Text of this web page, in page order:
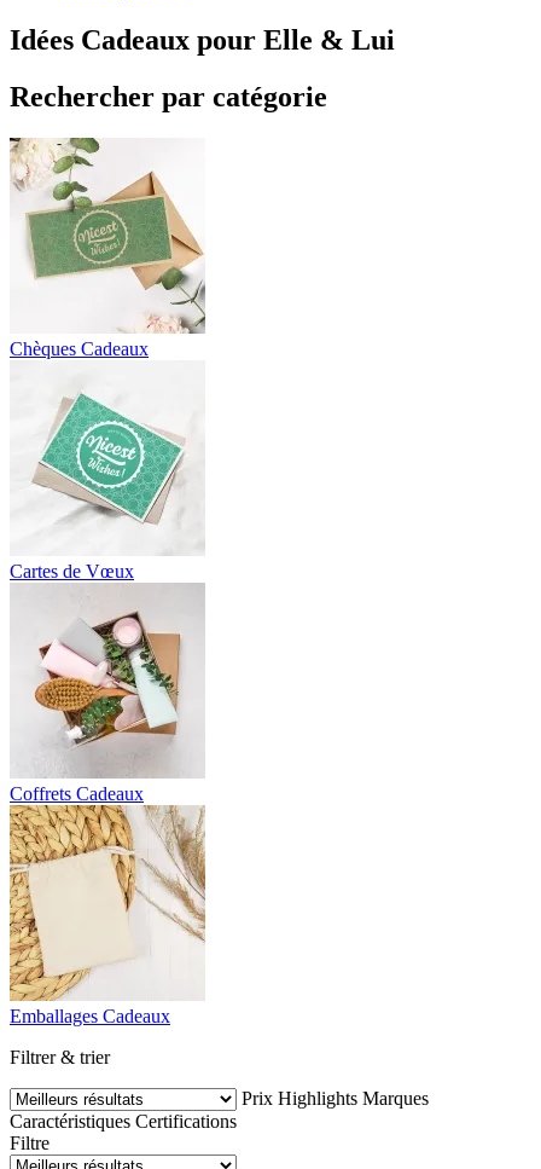
Idées Cadeaux pour Elle & Lui
Rechercher par catégorie
Chèques Cadeaux
Cartes de Vœux
Coffrets Cadeaux
Emballages Cadeaux
Filtrer & trier
Prix Highlights Marques
Caractéristiques Certifications
Filtre